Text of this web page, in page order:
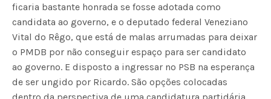
ficaria bastante honrada se fosse adotada como
candidata ao governo, e o deputado federal Veneziano
Vital do Rêgo, que está de malas arrumadas para deixar
o PMDB por não conseguir espaço para ser candidato
ao governo. E disposto a ingressar no PSB na esperança
de ser ungido por Ricardo. São opções colocadas
dentro da perspectiva de uma candidatura partidária,